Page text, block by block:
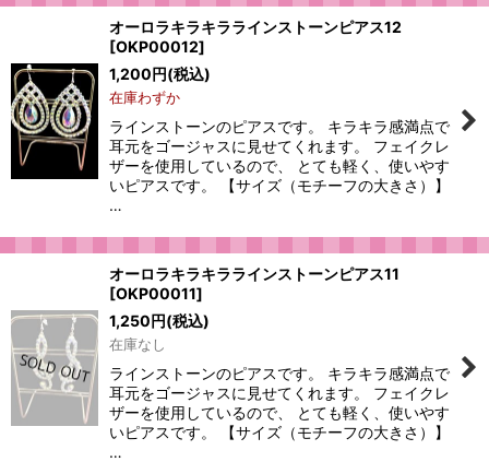
オーロラキラキララインストーンピアス12
[OKP00012]
1,200円(税込)
在庫わずか
ラインストーンのピアスです。 キラキラ感満点で
耳元をゴージャスに見せてくれます。 フェイクレ
ザーを使用しているので、 とても軽く、使いやす
いピアスです。 【サイズ（モチーフの大きさ）】
…
オーロラキラキララインストーンピアス11
[OKP00011]
1,250円(税込)
在庫なし
ラインストーンのピアスです。 キラキラ感満点で
耳元をゴージャスに見せてくれます。 フェイクレ
ザーを使用しているので、 とても軽く、使いやす
いピアスです。 【サイズ（モチーフの大きさ）】
…